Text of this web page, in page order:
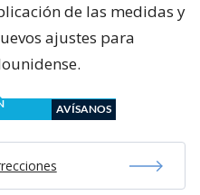
de las medidas y
ajustes para
AVÍSANOS